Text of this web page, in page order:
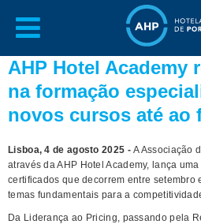
AHP Hotel Academy
na formação
novos cursos até ao
Lisboa, 4 de agosto 2025 -A Associação
através da AHP Hotel Academy, lança
certificados que decorrem entre setembro
temas fundamentais para a
Da Liderança ao Pricing, passando pela